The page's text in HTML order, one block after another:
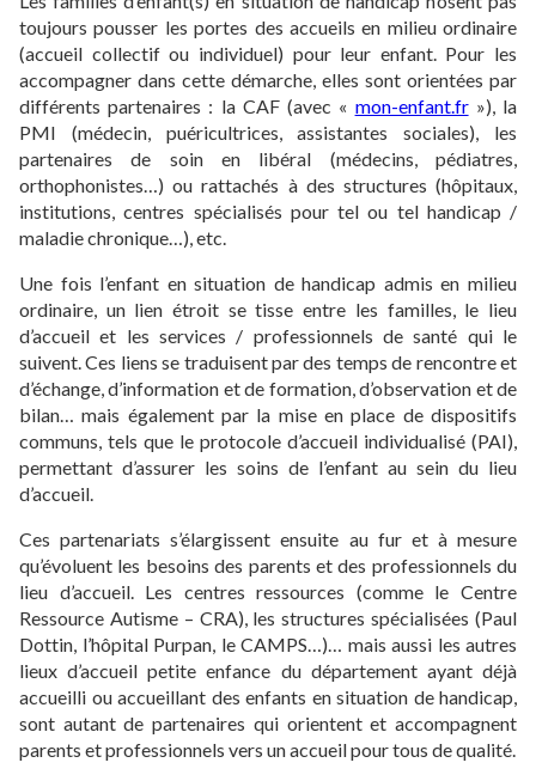
toujours pousser les portes des accueils en milieu ordinaire
(accueil collectif ou individuel) pour leur enfant. Pour les
accompagner dans cette démarche, elles sont orientées par
différents partenaires : la CAF (avec « mon-enfant.fr»), la
PMI (médecin, puéricultrices, assistantes sociales), les
partenaires de soin en libéral (médecins, pédiatres,
orthophonistes…) ou rattachés à des structures (hôpitaux,
institutions, centres spécialisés pour tel ou tel handicap /
maladie chronique…), etc.
Une fois l’enfant en situation de handicap admis en milieu
ordinaire, un lien étroit se tisse entre les familles, le lieu
d’accueil et les services / professionnels de santé qui le
suivent. Ces liens se traduisent par des temps de rencontre et
d’échange, d’information et de formation, d’observation et de
bilan… mais également par la mise en place de dispositifs
communs, tels que le protocole d’accueil individualisé (PAI),
permettant d’assurer les soins de l’enfant au sein du lieu
d’accueil.
Ces partenariats s’élargissent ensuite au fur et à mesure
qu’évoluent les besoins des parents et des professionnels du
lieu d’accueil. Les centres ressources (comme le Centre
Ressource Autisme – CRA), les structures spécialisées (Paul
Dottin, l’hôpital Purpan, le CAMPS…)… mais aussi les autres
lieux d’accueil petite enfance du département ayant déjà
accueilli ou accueillant des enfants en situation de handicap,
sont autant de partenaires qui orientent et accompagnent
parents et professionnels vers un accueil pour tous de qualité.